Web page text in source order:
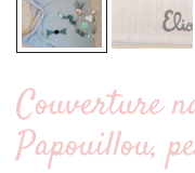
Couverture
Papouillou,